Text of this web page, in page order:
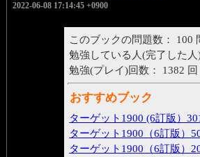
2022-06-08 17:14:45 +0900
このブックの問題数： 100
勉強している人(完了した
勉強(プレイ)回数： 1382 回
おすすめブック
ターゲット1900 (6訂版）
ターゲット1900（6訂版）
ターゲット1900（6訂版）